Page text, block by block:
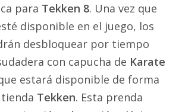
para Tekken 8. Una vez que
disponible en el juego, los
desbloquear por tiempo
con capucha de Karate
estará disponible de forma
Tekken. Esta prenda